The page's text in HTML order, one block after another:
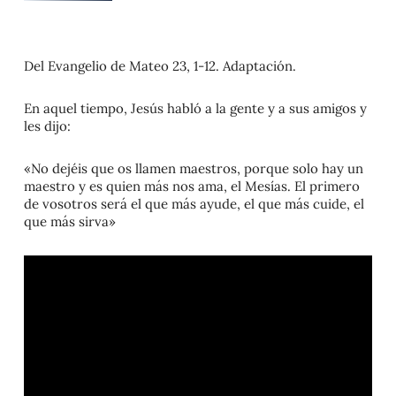
Del Evangelio de Mateo 23, 1-12. Adaptación.
En aquel tiempo, Jesús habló a la gente y a sus amigos y
les dijo:
«No dejéis que os llamen maestros, porque solo hay un
maestro y es quien más nos ama, el Mesías. El primero
de vosotros será el que más ayude, el que más cuide, el
que más sirva»